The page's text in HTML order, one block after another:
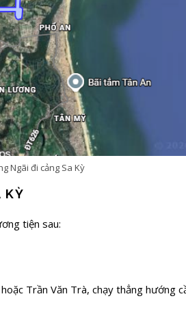
Ngãi đi cảng Sa Kỳ
KỲ
tiện sau:
Trần Văn Trà, chạy thẳng hướng